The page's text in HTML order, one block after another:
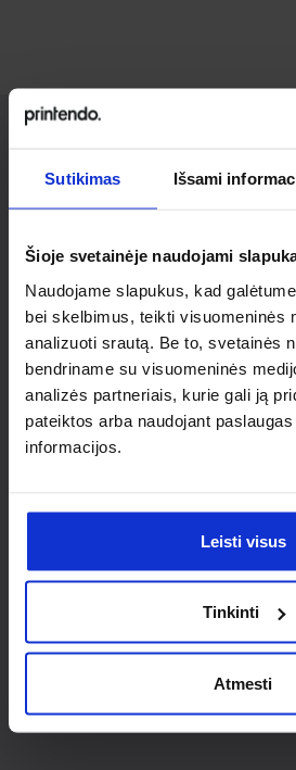
Sutikimas Išsami
Šioje svetainėje naudojami
Naudojame slapukus, kad
bei skelbimus, teikti visuomeninės
analizuoti srautą. Be to, svetainės
bendriname su visuomeninės
analizės partneriais, kurie gali ją
pateiktos arba naudojant
informacijos.
Leisti visus
Tinkinti
Atmesti
Ieškai
sprendimo?
Susisiek su mumis dėl
nestandartinio produkto
Susisiekti